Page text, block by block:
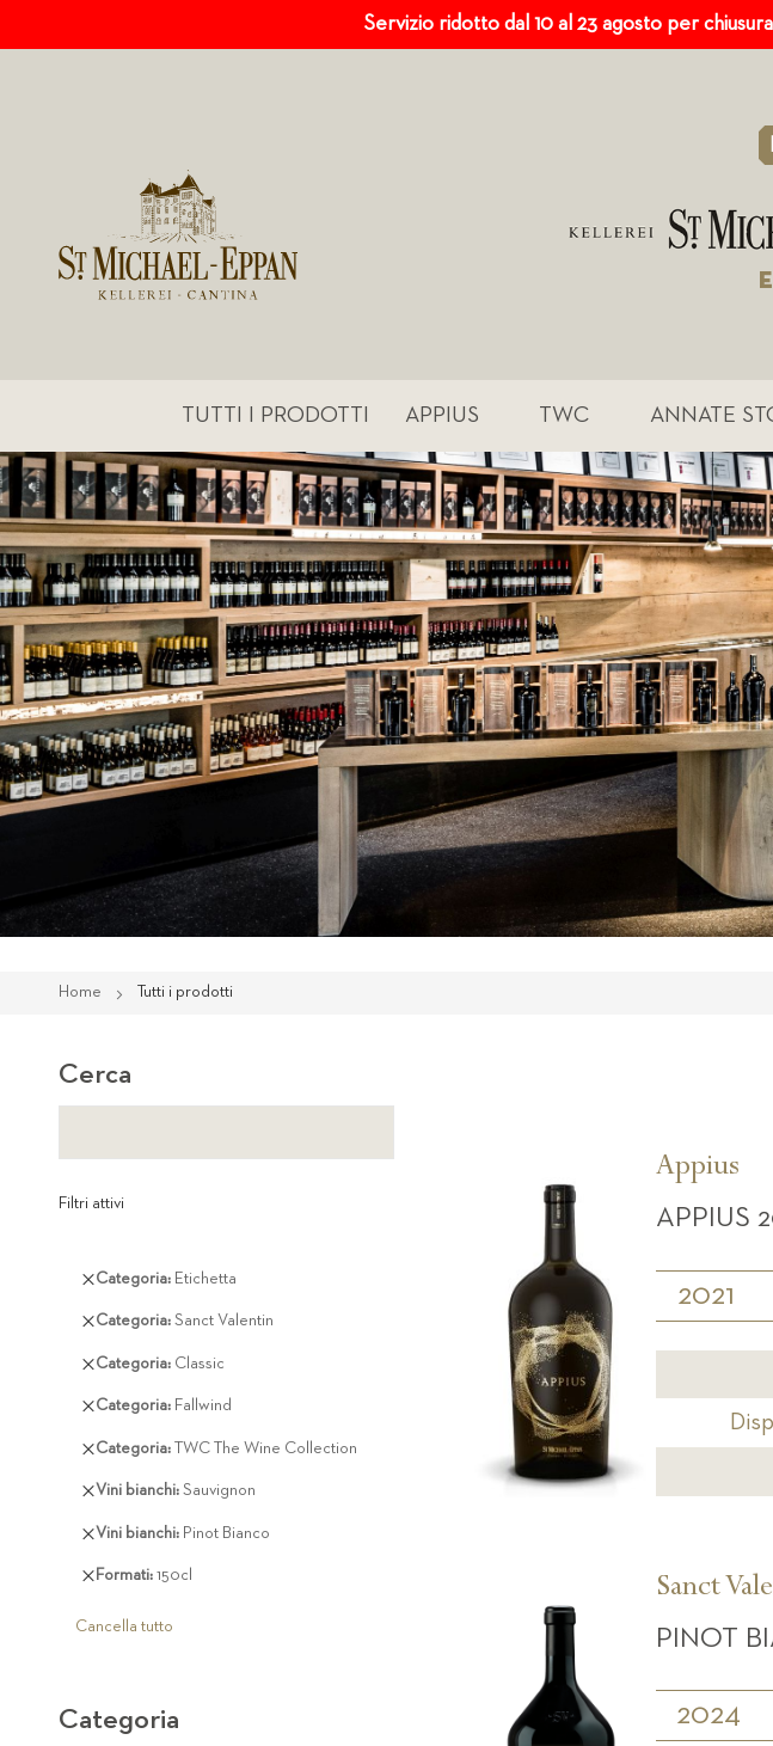
Servizio ridotto dal 10 al 23 agosto per
TUTTI I PRODOTTI APPIUS TWC ANNATE
Home Tutti i prodotti
Appius
APPIUS
2021
Sanct
PINOT
2024
Cerca
Filtri attivi
Categoria Etichetta
Rimuovi
articolo
Categoria Sanct Valentin
Rimuovi
articolo
Categoria Classic
Rimuovi
articolo
Categoria Fallwind
Rimuovi
articolo
Categoria TWC The Wine Collection
Rimuovi
articolo
Vini bianchi Sauvignon
Rimuovi
articolo
Vini bianchi Pinot Bianco
Rimuovi
articolo
Formati 150cl
Rimuovi
articolo
Cancella tutto
Categoria